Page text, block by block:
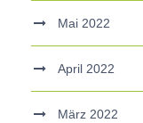
Mai 2022
April 2022
März 2022